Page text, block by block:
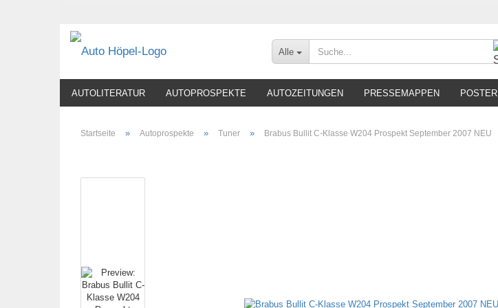
Alle
AUTOLITERATUR AUTOPROSPEKTE AUTOZEITUNGEN PRESSEMAPPEN POSTER
Startseite » Autoprospekte » Tuner » Brabus Bullit C-Klasse W204 Prospekt September 2007 NEU